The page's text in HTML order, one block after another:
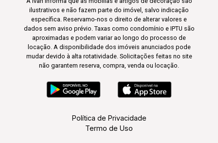
ilustrativos e não fazem parte do imóvel, salvo indicação
específica. Reservamo-nos o direito de alterar valores e
dados sem aviso prévio. Taxas como condomínio e IPTU são
aproximadas e podem variar ao longo do processo de
locação. A disponibilidade dos imóveis anunciados pode
mudar devido à alta rotatividade. Solicitações feitas no site
não garantem reserva, compra, venda ou locação.
Política de Privacidade
Termo de Uso